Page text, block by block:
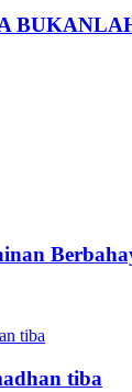
tiba